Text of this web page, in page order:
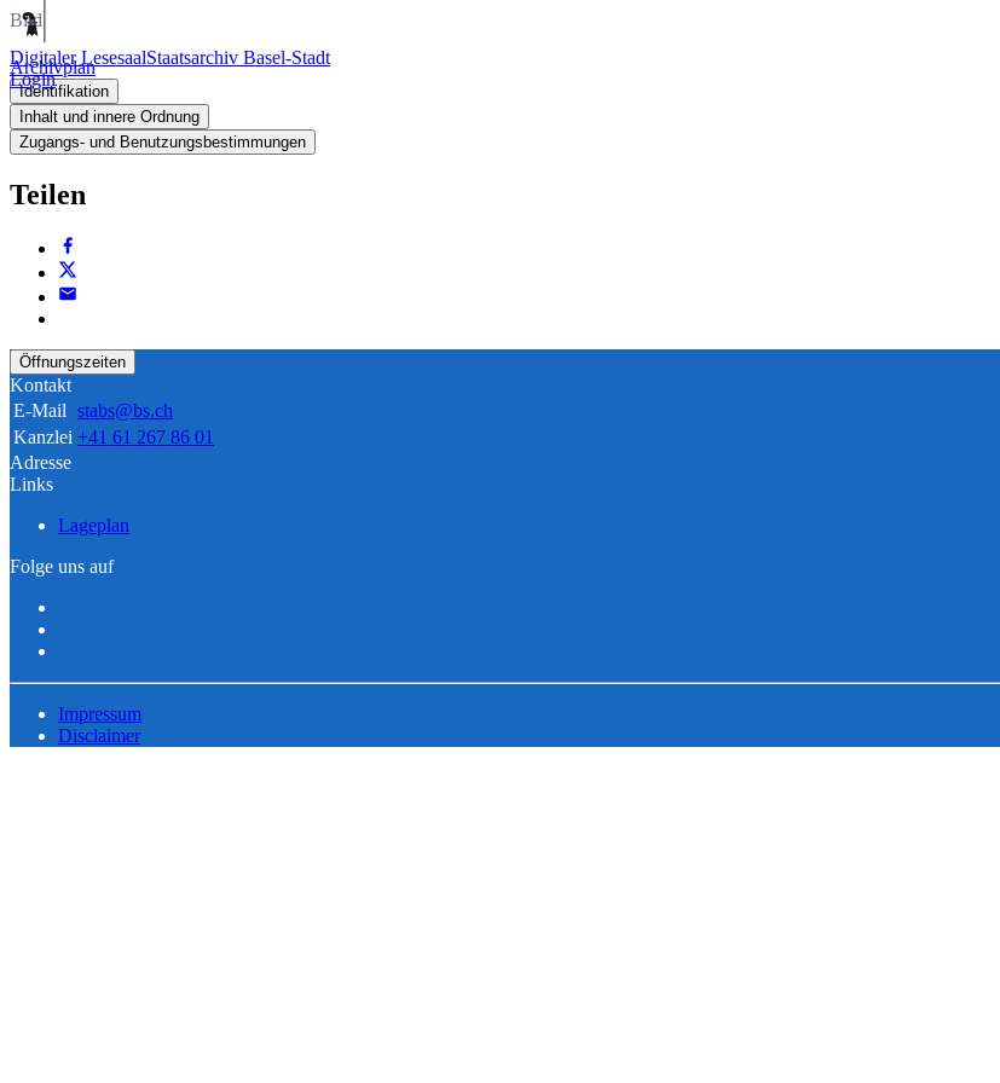
Digitaler LesesaalStaatsarchiv Basel-Stadt
Login
Bild
Archivplan
Identifikation
Inhalt und innere Ordnung
Zugangs- und Benutzungsbestimmungen
Teilen
Öffnungszeiten
Kontakt
E-Mail stabs@bs.ch
Kanzlei +41 61 267 86 01
Adresse
Links
Lageplan
Folge uns auf
Impressum
Disclaimer